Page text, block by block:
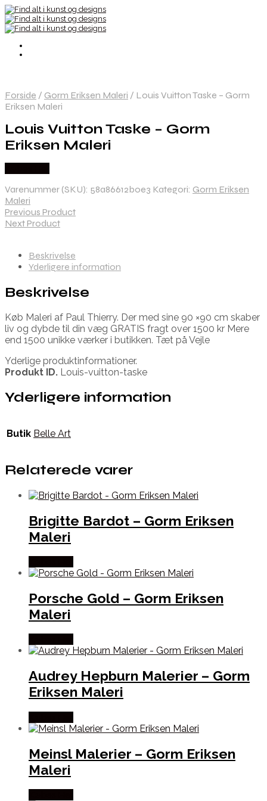
Forside / Gorm Eriksen Maleri / Louis Vuitton Taske – Gorm
Eriksen Maleri
Louis Vuitton Taske – Gorm
Eriksen Maleri
Varenummer (SKU): 58a86612b0e3 Kategori: Gorm Eriksen
Maleri
Previous Product
Next Product
Beskrivelse
Yderligere information
Beskrivelse
Køb Maleri af Paul Thierry. Der med sine 90 ×90 cm skaber
liv og dybde til din væg GRATIS fragt over 1500 kr Mere
end 1500 unikke værker i butikken. Tæt på Vejle
Yderlige produktinformationer.
Produkt ID. Louis-vuitton-taske
Yderligere information
Butik Belle Art
Relaterede varer
Brigitte Bardot – Gorm Eriksen
Maleri
Porsche Gold – Gorm Eriksen
Maleri
Audrey Hepburn Malerier – Gorm
Eriksen Maleri
Meinsl Malerier – Gorm Eriksen
Maleri